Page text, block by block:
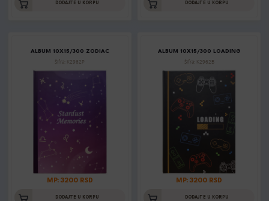
DODAJTE U KORPU DODAJTE U KORPU
ALBUM 10X15/300 ZODIAC
Šifra: K2962P
MP: 3200 RSD
DODAJTE U KORPU
ALBUM 10X15/300 LOADING
Šifra: K2962B
MP: 3200 RSD
DODAJTE U KORPU